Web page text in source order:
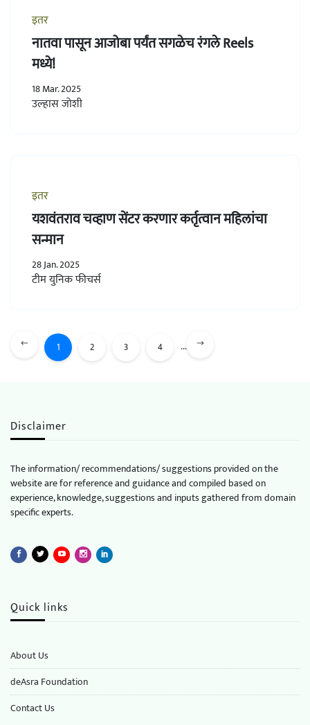
इतर
नातवा पासून आजोबा पर्यंत सगळेच रंगले Reels
मध्ये!
18 Mar. 2025
उल्हास जोशी
इतर
यशवंतराव चव्हाण सेंटर करणार कर्तृत्वान महिलांचा
सन्मान
28 Jan. 2025
टीम युनिक फीचर्स
1 2 3 4 ...
Disclaimer
The information/ recommendations/ suggestions provided on the
website are for reference and guidance and compiled based on
experience, knowledge, suggestions and inputs gathered from domain
specific experts.
Quick links
About Us
deAsra Foundation
​​Contact Us